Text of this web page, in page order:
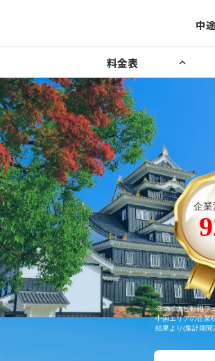
企業
※マイナビ転職フ
中国エリアの企業
結果より(集計期間
中
keyboard_arrow_up
求人広告（マイナビ転職）
中途合同企業説明会（マイナビ転
人材紹介・成果報酬（マイナビ転
求人広告・成果報酬（マイナビ転
Booster）
その他サービス一覧
成功事例 特集ページ
エリア別
中
料金表 keyboard_arrow_up
ダウンロード
求人広告
（マイナビ転職）エリア採用ノウ
採用単価
名以上の
の活性化
敷島製パ